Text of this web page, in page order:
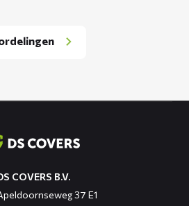
COVERS B.V.
37 E1